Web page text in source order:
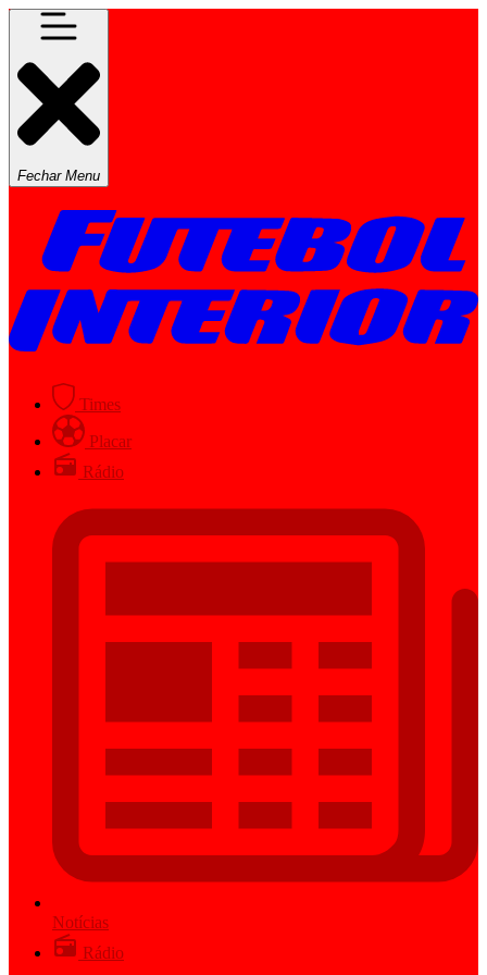
Fechar Menu
Times
Placar
Rádio
Notícias
Rádio